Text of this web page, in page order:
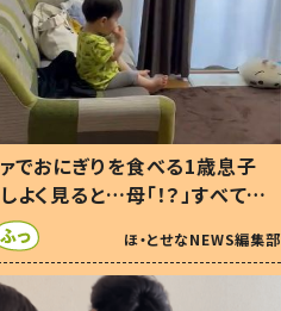
でおにぎりを食べる1歳息子
よく見ると…母「！？」すべてを
母の投稿に「可愛いから許
「現行犯〜」
ほ・とせなNEWS編集部